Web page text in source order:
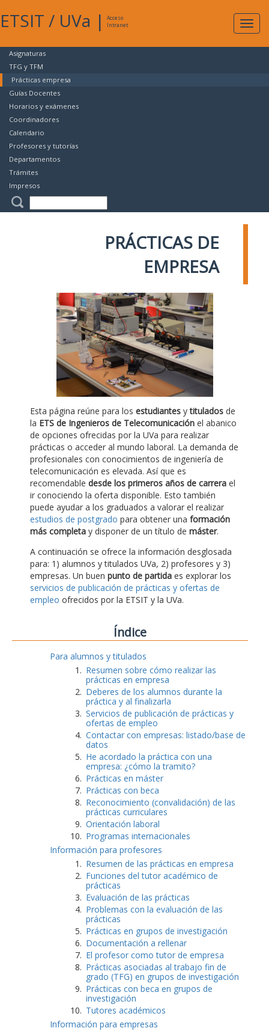
ETSIT / UVa |
Acceso
Intranet
Asignaturas
TFG y TFM
Prácticas empresa
Guías Docentes
Horarios y exámenes
Coordinadores
Calendario
Profesores y tutorías
Departamentos
Trámites
Impresos
PRÁCTICAS DE
EMPRESA
Esta página reúne para los estudiantes ytitulados de
la ETS de Ingenieros de Telecomunicación el abanico
de opciones ofrecidas por la UVa para realizar
prácticas o acceder al mundo laboral. La demanda de
profesionales con conocimientos de ingeniería de
telecomunicación es elevada. Así que es
recomendable desde los primeros años de carrera el
ir conociendo la oferta disponible. Esto también
puede ayudar a los graduados a valorar el realizar
estudios de postgrado para obtener una formación
más completa y disponer de un título de máster.
A continuación se ofrece la información desglosada
para: 1) alumnos y titulados UVa, 2) profesores y 3)
empresas. Un buen punto de partida es explorar los
servicios de publicación de prácticas y ofertas de
empleo ofrecidos por la ETSIT y la UVa.
Índice
Para alumnos y titulados
Resumen sobre cómo realizar las
prácticas en empresa
Deberes de los alumnos durante la
práctica y al finalizarla
Servicios de publicación de prácticas y
ofertas de empleo
Contactar con empresas: listado/base de
datos
He acordado la práctica con una
empresa: ¿cómo la tramito?
Prácticas en máster
Prácticas con beca
Reconocimiento (convalidación) de las
prácticas curriculares
Orientación laboral
Programas internacionales
Información para profesores
Resumen de las prácticas en empresa
Funciones del tutor académico de
prácticas
Evaluación de las prácticas
Problemas con la evaluación de las
prácticas
Prácticas en grupos de investigación
Documentación a rellenar
El profesor como tutor de empresa
Prácticas asociadas al trabajo fin de
grado (TFG) en grupos de investigación
Prácticas con beca en grupos de
investigación
Tutores académicos
Información para empresas